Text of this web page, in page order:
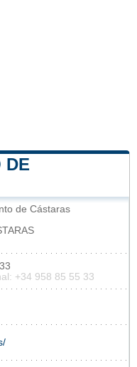
DE
de Cástaras
+34 958 85 55 33